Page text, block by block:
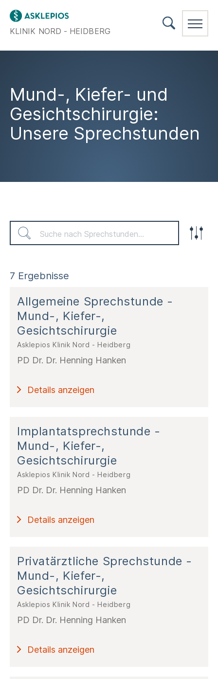
KLINIK NORD - HEIDBERG
Mund-, Kiefer- und
Gesichtschirurgie:
Unsere Sprechstunden
Fachabteilung / Praxis
Welche Leistung benötigen Sie?
7 Ergebnisse
Allgemeine Sprechstunde -
Mund-, Kiefer-,
Gesichtschirurgie
Asklepios Klinik Nord - Heidberg
PD Dr. Dr. Henning Hanken
Details anzeigen
Implantatsprechstunde -
Mund-, Kiefer-,
Gesichtschirurgie
Asklepios Klinik Nord - Heidberg
PD Dr. Dr. Henning Hanken
Details anzeigen
Privatärztliche Sprechstunde -
Mund-, Kiefer-,
Gesichtschirurgie
Asklepios Klinik Nord - Heidberg
PD Dr. Dr. Henning Hanken
Details anzeigen